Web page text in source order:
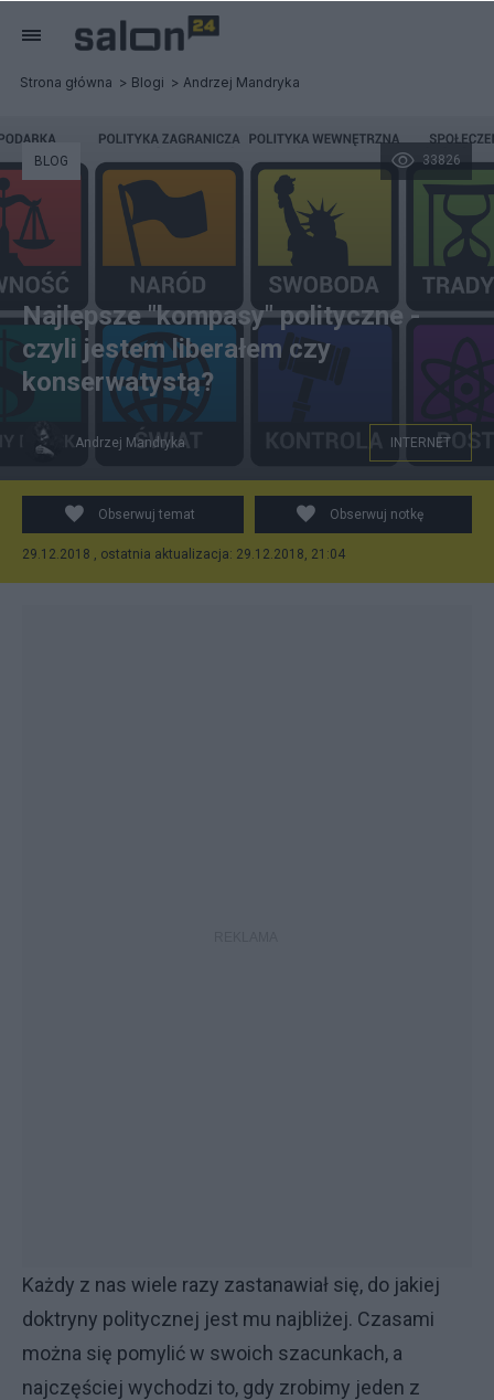
Strona główna Blogi Andrzej Mandryka
Grafika pochodzi ze strony http://8values.5v.pl/
33826
BLOG
Najlepsze "kompasy" polityczne -
czyli jestem liberałem czy
konserwatystą?
Andrzej Mandryka INTERNET
Obserwuj temat Obserwuj notkę
29.12.2018 , ostatnia aktualizacja: 29.12.2018, 21:04
Każdy z nas wiele razy zastanawiał się, do jakiej
doktryny politycznej jest mu najbliżej. Czasami
można się pomylić w swoich szacunkach, a
najczęściej wychodzi to, gdy zrobimy jeden z